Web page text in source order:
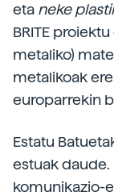
eta neke
BRITE
metaliko)
metalikoak
europarrekin
Estatu
estuak daude.
komunikazio-